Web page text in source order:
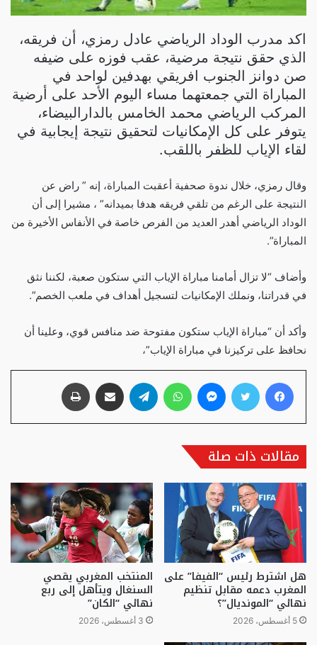
اكد مدرب الوداد الرياضي عادل رمزي، أن فريقه،
الذي حقق نتيجة مرضية، عقب فوزه على ضيفه
صن دوانز الجنوب افريقي بهدفين لواحد في
المباراة التي جمعتهما مساء اليوم الأحد على أرضية
المركب الرياضي محمد الخامس بالدارالبيضاء،
يتوفر على كل الإمكانيات لتحقيق نتيجة إيجابية في
لقاء الإياب للظفر باللقب.
وقال رمزي، خلال ندوة صحفية أعقبت المباراة، إنه ” راض عن
النتيجة على الرغم من تلقي فريقه هدفا بميدانه” ، مشيرا إلى أن
الوداد الرياضي أهدر العديد من الفرص خاصة في الأنفاس الأخيرة من
المباراة”.
وأضاف “لا تزال أمامنا مباراة الإياب التي ستكون صعبة، لكننا نثق
في قدراتنا، ونملك الإمكانيات لتسجيل أهداف في ملعب الخصم”.
وأكد أن “مباراة الإياب ستكون مفتوحة ضد منافس قوي، وعلينا أن
نحافظ على تركيزنا في مباراة الإياب”،
فيسبوك تويتر ماسنجر واتساب تيلقرام مشاركة عبر البريد
مقالات ذات صلة
هل اشترط رئيس “الفيفا” على
المغرب دعمه مقابل تنظيم
نهائي “المونديال”؟
5 أغسطس، 2026
المنتخب المغربي يقصي
السنغال ويتأهل إلى ربع
نهائي “الكان”
3 أغسطس، 2026